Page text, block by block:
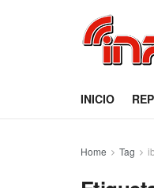
INICIO
Home Tag